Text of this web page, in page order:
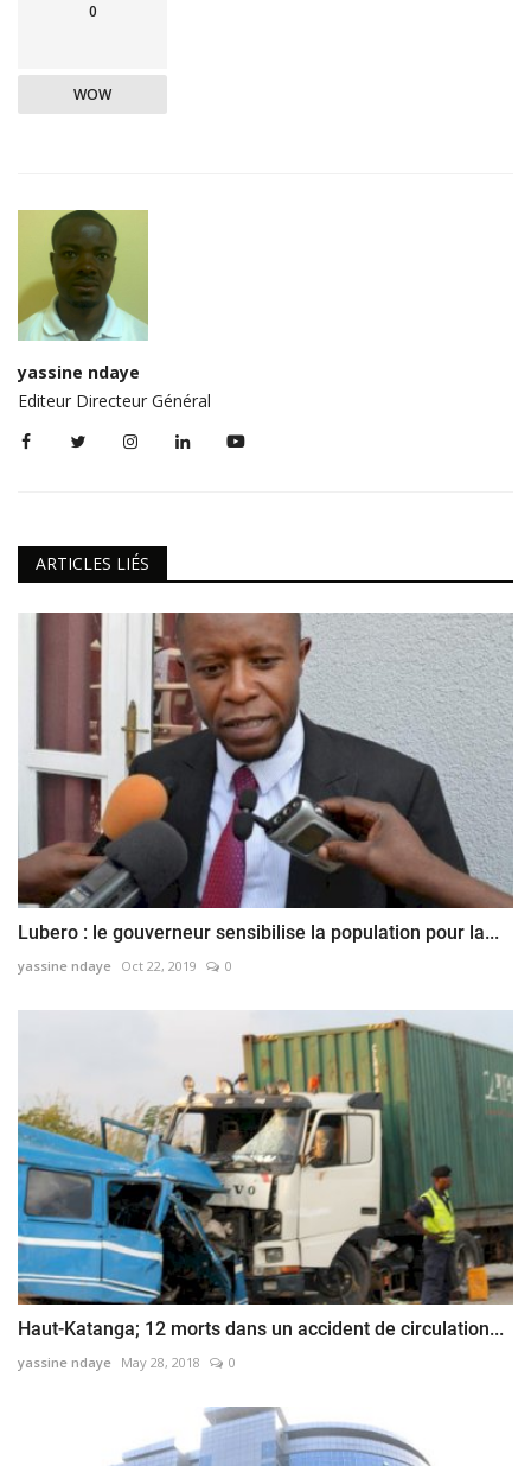
0
WOW
yassine ndaye
Editeur Directeur Général
ARTICLES LIÉS
Lubero : le gouverneur sensibilise la population pour la...
yassine ndaye Oct 22, 2019 0
Haut-Katanga; 12 morts dans un accident de circulation...
yassine ndaye May 28, 2018 0